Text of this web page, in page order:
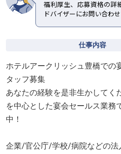
福利厚生、応募資格の詳
ドバイザーにお問い合わせ
仕事内容
ホテルアークリッシュ豊橋での
タッフ募集
あなたの経験を是非生かしてく
を中心とした宴会セールス業務
中！
企業/官公庁/学校/病院などの法